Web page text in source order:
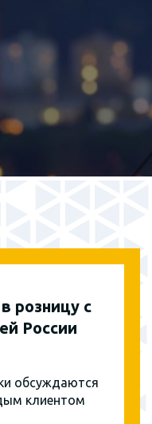
розницу с
России
обсуждаются
клиентом